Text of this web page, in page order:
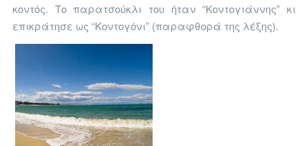
κοντός. Το παρατσούκλι του ήταν “Κοντογιάννης” κι
επικράτησε ως “Κοντογόνι” (παραφθορά της λέξης).